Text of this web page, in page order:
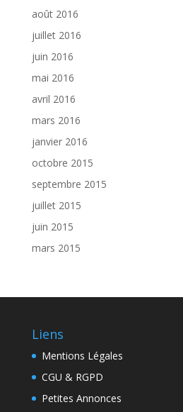
août 2016
juillet 2016
juin 2016
mai 2016
avril 2016
mars 2016
janvier 2016
octobre 2015
septembre 2015
juillet 2015
juin 2015
mars 2015
Liens
Mentions Légales
CGU & RGPD
Petites Annonces